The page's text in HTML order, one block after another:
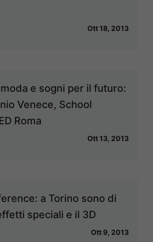
Ott 18, 2013
e sogni per il futuro:
Venece, School
Roma
Ott 13, 2013
a Torino sono di
speciali e il 3D
Ott 9, 2013